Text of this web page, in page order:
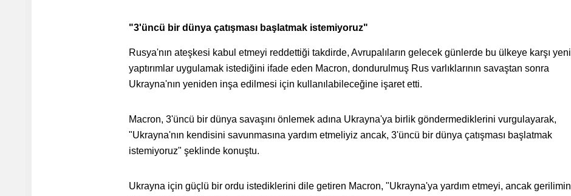
"3'üncü bir dünya çatışması başlatmak istemiyoruz"
Rusya'nın ateşkesi kabul etmeyi reddettiği takdirde, Avrupalıların gelecek günlerde bu ülkeye karşı yeni
yaptırımlar uygulamak istediğini ifade eden Macron, dondurulmuş Rus varlıklarının savaştan sonra
Ukrayna'nın yeniden inşa edilmesi için kullanılabileceğine işaret etti.
Macron, 3'üncü bir dünya savaşını önlemek adına Ukrayna'ya birlik göndermediklerini vurgulayarak,
"Ukrayna'nın kendisini savunmasına yardım etmeliyiz ancak, 3'üncü bir dünya çatışması başlatmak
istemiyoruz" şeklinde konuştu.
Ukrayna için güçlü bir ordu istediklerini dile getiren Macron, "Ukrayna'ya yardım etmeyi, ancak gerilimin